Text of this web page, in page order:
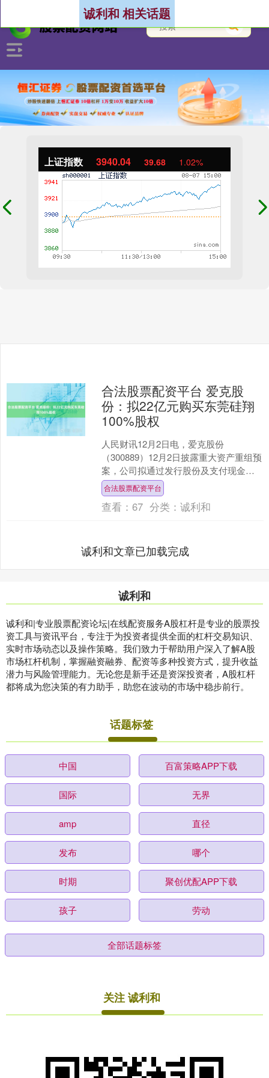
上证指数 3940.04 39.68 1.02%
诚利和 相关话题
合法股票配资平台 爱克股
份：拟22亿元购买东莞硅翔
100%股权
人民财讯12月2日电，爱克股份
（300889）12月2日披露重大资产重组预
案，公司拟通过发行股份及支付现金的
方式，向严若红等23名交易对象购买东
莞硅翔100%股....
合法股票配资平台
查看：67 分类：诚利和
诚利和文章已加载完成
诚利和
诚利和|专业股票配资论坛|在线配资服务A股杠杆是专业的股票投
资工具与资讯平台，专注于为投资者提供全面的杠杆交易知识、
实时市场动态以及操作策略。我们致力于帮助用户深入了解A股
市场杠杆机制，掌握融资融券、配资等多种投资方式，提升收益
潜力与风险管理能力。无论您是新手还是资深投资者，A股杠杆
都将成为您决策的有力助手，助您在波动的市场中稳步前行。
话题标签
中国 百富策略APP下载
国际 无界
amp 直径
发布 哪个
时期 聚创优配APP下载
孩子 劳动
全部话题标签
关注 诚利和